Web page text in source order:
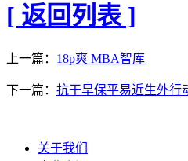
[ 返回列表 ]
上一篇： 18p爽 MBA智库
下一篇： 抗干旱保平易近生外行
关于我们